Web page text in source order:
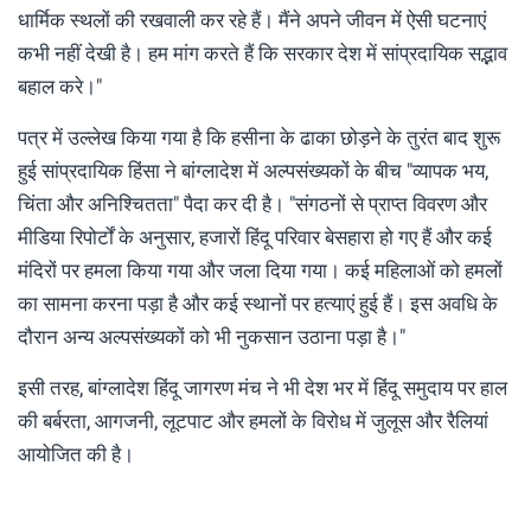
धार्मिक स्थलों की रखवाली कर रहे हैं। मैंने अपने जीवन में ऐसी घटनाएं
कभी नहीं देखी है। हम मांग करते हैं कि सरकार देश में सांप्रदायिक सद्भाव
बहाल करे।"
पत्र में उल्लेख किया गया है कि हसीना के ढाका छोड़ने के तुरंत बाद शुरू
हुई सांप्रदायिक हिंसा ने बांग्लादेश में अल्पसंख्यकों के बीच "व्यापक भय,
चिंता और अनिश्चितता" पैदा कर दी है। "संगठनों से प्राप्त विवरण और
मीडिया रिपोर्टों के अनुसार, हजारों हिंदू परिवार बेसहारा हो गए हैं और कई
मंदिरों पर हमला किया गया और जला दिया गया। कई महिलाओं को हमलों
का सामना करना पड़ा है और कई स्थानों पर हत्याएं हुई हैं। इस अवधि के
दौरान अन्य अल्पसंख्यकों को भी नुकसान उठाना पड़ा है।"
इसी तरह, बांग्लादेश हिंदू जागरण मंच ने भी देश भर में हिंदू समुदाय पर हाल
की बर्बरता, आगजनी, लूटपाट और हमलों के विरोध में जुलूस और रैलियां
आयोजित की है।